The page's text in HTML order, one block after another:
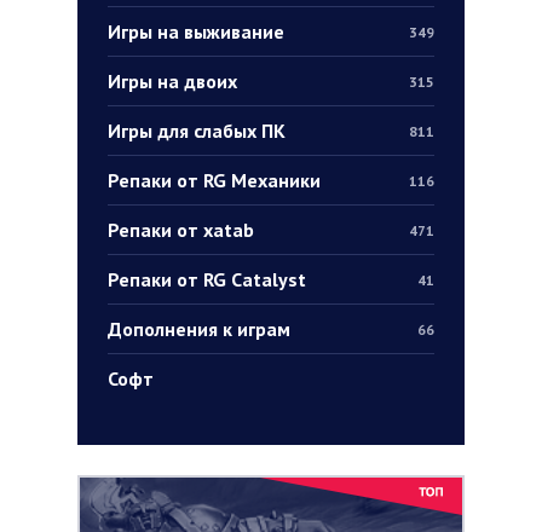
Игры на выживание 349
Игры на двоих 315
Игры для слабых ПК 811
Репаки от RG Механики 116
Репаки от xatab 471
Репаки от RG Catalyst 41
Дополнения к играм 66
Софт